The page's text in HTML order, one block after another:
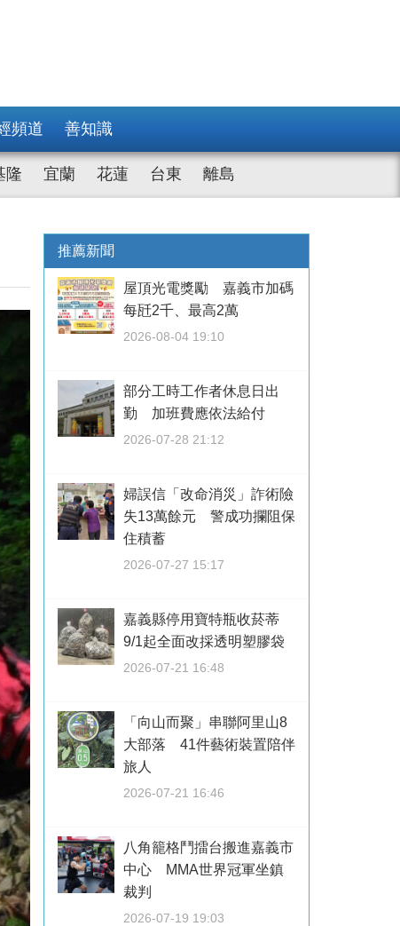
頻道 善知識
隆 宜蘭 花蓮 台東 離島
推薦新聞
屋頂光電獎勵 嘉義市加碼
每瓩2千、最高2萬
2026-08-04 19:10
部分工時工作者休息日出
勤 加班費應依法給付
2026-07-28 21:12
婦誤信「改命消災」詐術險
失13萬餘元 警成功攔阻保
住積蓄
2026-07-27 15:17
嘉義縣停用寶特瓶收菸蒂
9/1起全面改採透明塑膠袋
2026-07-21 16:48
「向山而聚」串聯阿里山8
大部落 41件藝術裝置陪伴
旅人
2026-07-21 16:46
八角籠格鬥擂台搬進嘉義市
中心 MMA世界冠軍坐鎮
裁判
2026-07-19 19:03